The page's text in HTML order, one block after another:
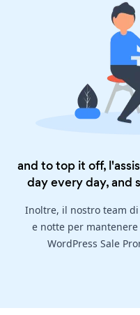
and to top it off,
day every day, and
Inoltre, il nostro team
e notte per
WordPress Sale